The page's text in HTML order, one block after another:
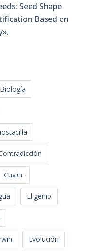
Seed Shape
Based on
Biología
Cuvier
El genio
Evolución